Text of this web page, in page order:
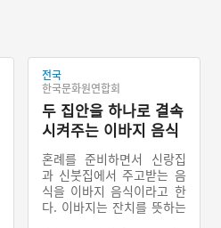
전국
한국문화원연합회
두 집안을 하나로 결속
시켜주는 이바지 음식
혼례를 준비하면서 신랑집
과 신붓집에서 주고받는 음
식을 이바지 음식이라고 한
다. 이바지는 잔치를 뜻하는